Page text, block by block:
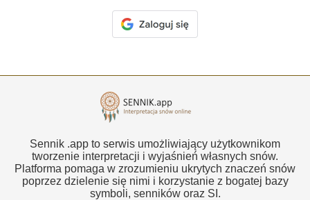
Sennik .app to serwis umożliwiający użytkownikom
tworzenie interpretacji i wyjaśnień własnych snów.
Platforma pomaga w zrozumieniu ukrytych znaczeń snów
poprzez dzielenie się nimi i korzystanie z bogatej bazy
symboli, senników oraz SI.